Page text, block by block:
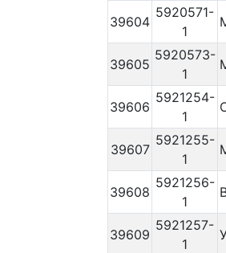
39604
5920571-
1
39605
5920573-
1
39606
5921254-
1
39607
5921255-
1
39608
5921256-
1
39609
5921257-
1